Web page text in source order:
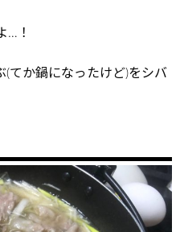
…！
(てか鍋になったけど)をシバ